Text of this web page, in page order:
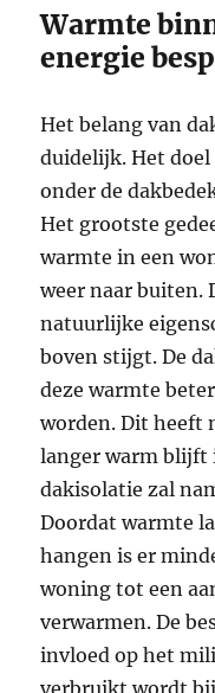
Warmte
energie
Het belang van
duidelijk. Het
onder de
Het grootste
warmte in een
weer naar buiten.
natuurlijke
boven stijgt. De
deze warmte
worden. Dit heeft
langer warm blijft
dakisolatie zal
Doordat warmte
hangen is er
woning tot een
verwarmen. De
invloed op het
verbruikt wordt